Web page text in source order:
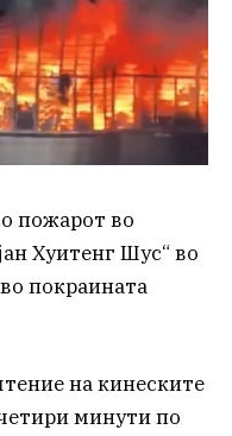
пожарот во
Хуитенг Шус“ во
покраината
на кинеските
минути по